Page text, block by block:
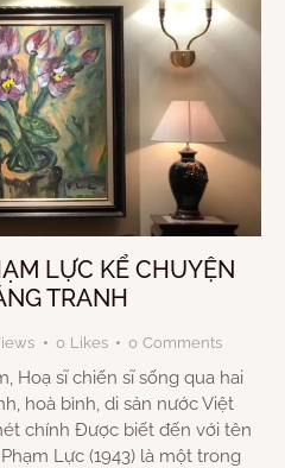
LỰC KỂ CHUYỆN
TRANH
0 Likes 0 Comments
Hoạ sĩ chiến sĩ sống qua hai
hoà bình, di sản nước Việt
chính Được biết đến với tên
Lực (1943) là một trong